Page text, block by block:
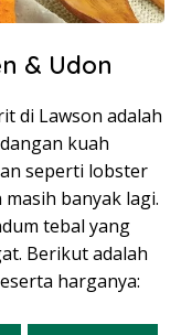
& Udon
di Lawson adalah
kuah
seperti lobster
banyak lagi.
tebal yang
Berikut adalah
harganya: